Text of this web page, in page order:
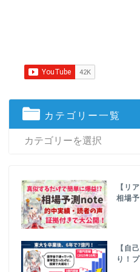
カテゴリー一覧
【リ
相場
【自
り！